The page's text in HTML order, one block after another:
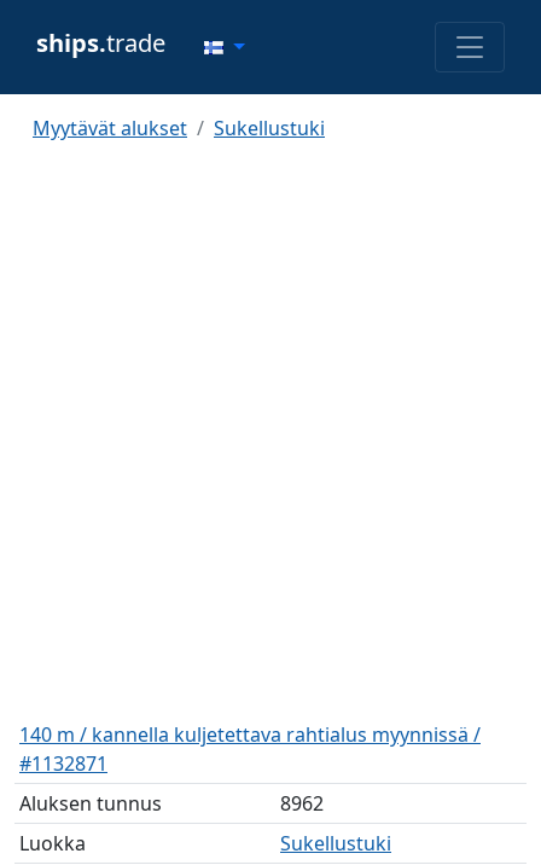
ships.trade
Myytävät alukset Sukellustuki
140 m / kannella kuljetettava rahtialus myynnissä /
#1132871
Aluksen tunnus
8962
Luokka
Sukellustuki